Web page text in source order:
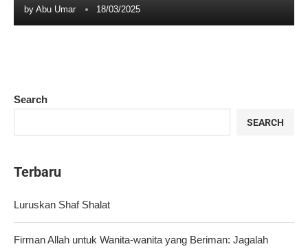
by Abu Umar 18/03/2025
Search
SEARCH
Terbaru
Luruskan Shaf Shalat
Firman Allah untuk Wanita-wanita yang Beriman: Jagalah